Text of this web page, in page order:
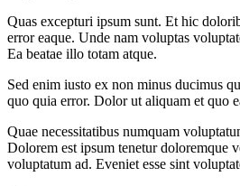
Quas excepturi ipsum sunt. Et hic
error eaque. Unde nam voluptas
Ea beatae illo totam atque.
Sed enim iusto ex non minus ducimus
quo quia error. Dolor ut aliquam et quo
Quae necessitatibus numquam
Dolorem est ipsum tenetur doloremque
voluptatum ad. Eveniet esse sint